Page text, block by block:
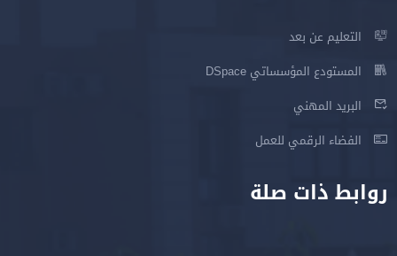
التعليم عن بعد
المستودع المؤسساتي DSpace
البريد المهني
الفضاء الرقمي للعمل
روابط ذات صلة